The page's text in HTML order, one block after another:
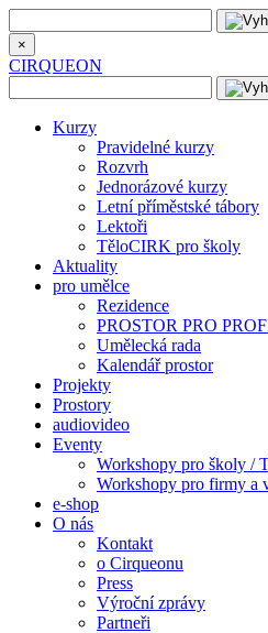
×
CIRQUEON
Kurzy
Pravidelné kurzy
Rozvrh
Jednorázové kurzy
Letní příměstské tábory
Lektoři
TěloCIRK pro školy
Aktuality
pro umělce
Rezidence
PROSTOR PRO
Umělecká rada
Kalendář prostor
Projekty
Prostory
audiovideo
Eventy
Workshopy pro školy /
Workshopy pro firmy a
e-shop
O nás
Kontakt
o Cirqueonu
Press
Výroční zprávy
Partneři